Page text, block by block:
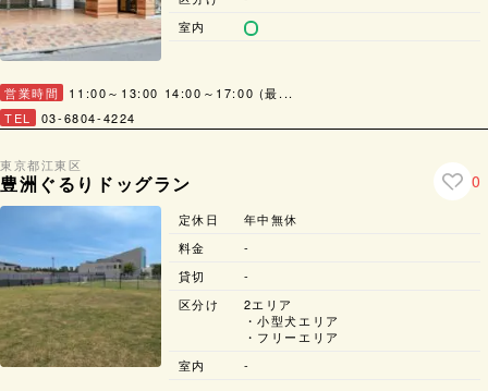
営業時間
11:00～13:00 14:00～17:00 (最...
TEL
03-6804-4224
室内
東京都江東区
豊洲ぐるりドッグラン 0
定休日
年中無休
料金
-
貸切
-
区分け
2エリア
・小型犬エリア
・フリーエリア
室内
-